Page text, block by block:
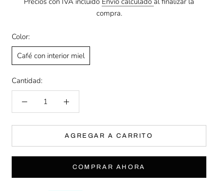
compra.
Color:
Café con interior miel
Cantidad:
AGREGAR A CARRITO
COMPRAR AHORA